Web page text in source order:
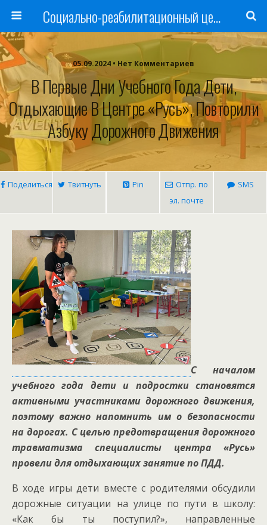
Cоциально-реабилитационный центр Русь
05.09.2024 • Нет Комментариев
В Первые Дни Учебного Года Дети,
Отдыхающие В Центре «Русь», Повторили
Азбуку Дорожного Движения
Поделиться Твитнуть Pin
Отпр. по
эл. почте
SMS
С началом
учебного года дети и подростки становятся
активными участниками дорожного движения,
поэтому важно напомнить им о безопасности
на дорогах. С целью предотвращения дорожного
травматизма специалисты центра «Русь»
провели для отдыхающих занятие по ПДД.
В ходе игры дети вместе с родителями обсудили
дорожные ситуации на улице по пути в школу:
«Как бы ты поступил?», направленные